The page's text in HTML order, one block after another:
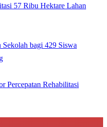
57 Ribu Hektare Lahan
bagi 429 Siswa
Percepatan Rehabilitasi